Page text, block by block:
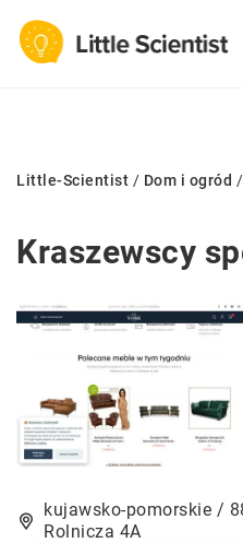
Little-Scientist / Dom i ogród /
Kraszewscy
kujawsko-pomorskie /
Rolnicza 4A